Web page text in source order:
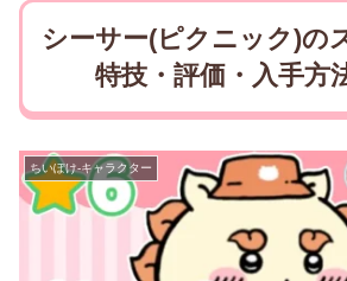
シーサー(ピクニック)の
特技・評価・入手方
ちいぽけ-キャラクター